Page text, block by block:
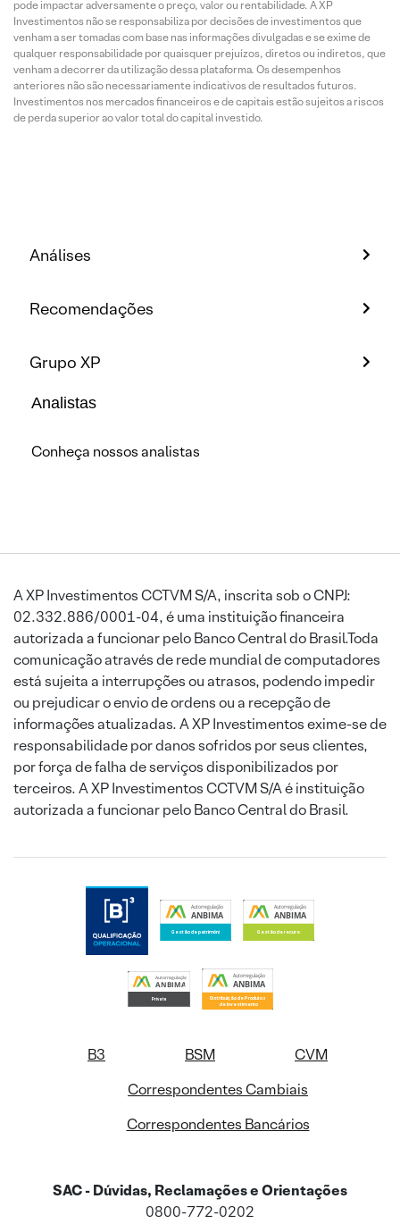
pode impactar adversamente o preço, valor ou rentabilidade. A XP
Investimentos não se responsabiliza por decisões de investimentos que
venham a ser tomadas com base nas informações divulgadas e se exime de
qualquer responsabilidade por quaisquer prejuízos, diretos ou indiretos, que
venham a decorrer da utilização dessa plataforma. Os desempenhos
anteriores não são necessariamente indicativos de resultados futuros.
Investimentos nos mercados financeiros e de capitais estão sujeitos a riscos
de perda superior ao valor total do capital investido.
Análises
Recomendações
Grupo XP
Analistas
Conheça nossos analistas
A XP Investimentos CCTVM S/A, inscrita sob o CNPJ:
02.332.886/0001-04, é uma instituição financeira
autorizada a funcionar pelo Banco Central do Brasil.Toda
comunicação através de rede mundial de computadores
está sujeita a interrupções ou atrasos, podendo impedir
ou prejudicar o envio de ordens ou a recepção de
informações atualizadas. A XP Investimentos exime-se de
responsabilidade por danos sofridos por seus clientes,
por força de falha de serviços disponibilizados por
terceiros. A XP Investimentos CCTVM S/A é instituição
autorizada a funcionar pelo Banco Central do Brasil.
B3 BSM
CVM
Correspondentes Cambiais
Correspondentes Bancários
SAC - Dúvidas, Reclamações e Orientações
0800-772-0202